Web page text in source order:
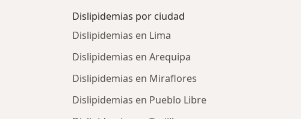
Dislipidemias por ciudad
Dislipidemias en Lima
Dislipidemias en Arequipa
Dislipidemias en Miraflores
Dislipidemias en Pueblo Libre